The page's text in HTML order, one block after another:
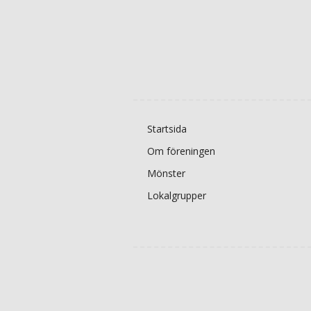
Startsida
Om föreningen
Mönster
Lokalgrupper